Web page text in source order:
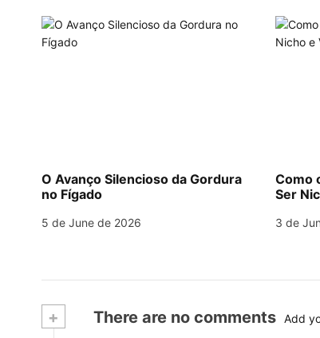
n
O Avanço Silencioso da Gordura
no Fígado
5 de June de 2026
Como
Ser
3 de
+ There are no comments Add